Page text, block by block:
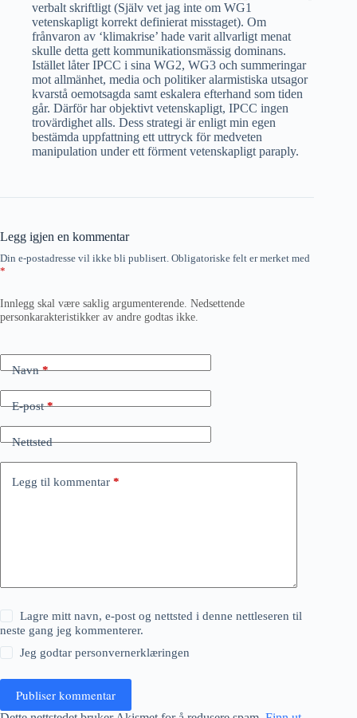
verbalt skriftligt (Själv vet jag inte om WG1
vetenskapligt korrekt definierat misstaget). Om
frånvaron av ‘klimakrise’ hade varit allvarligt menat
skulle detta gett kommunikationsmässig dominans.
Istället låter IPCC i sina WG2, WG3 och summeringar
mot allmänhet, media och politiker alarmistiska utsagor
kvarstå oemotsagda samt eskalera efterhand som tiden
går. Därför har objektivt vetenskapligt, IPCC ingen
trovärdighet alls. Dess strategi är enligt min egen
bestämda uppfattning ett uttryck för medveten
manipulation under ett förment vetenskapligt paraply.
Legg igjen en kommentar
Din e-postadresse vil ikke bli publisert. Obligatoriske felt er merket med
*
Innlegg skal være saklig argumenterende. Nedsettende
personkarakteristikker av andre godtas ikke.
Navn*
E-post*
Nettsted
Legg til kommentar *
Lagre mitt navn, e-post og nettsted i denne nettleseren til
neste gang jeg kommenterer.
Jeg godtarpersonvernerklæringen
Publiser kommentar